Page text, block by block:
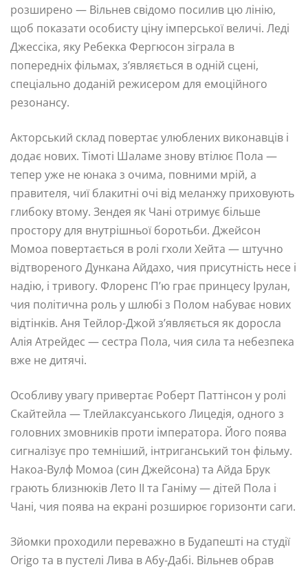
розширено — Вільнев свідомо посилив цю лінію,
щоб показати особисту ціну імперської величі. Леді
Джессіка, яку Ребекка Фергюсон зіграла в
попередніх фільмах, з’являється в одній сцені,
спеціально доданій режисером для емоційного
резонансу.
Акторський склад повертає улюблених виконавців і
додає нових. Тімоті Шаламе знову втілює Пола —
тепер уже не юнака з очима, повними мрій, а
правителя, чиї блакитні очі від меланжу приховують
глибоку втому. Зендея як Чані отримує більше
простору для внутрішньої боротьби. Джейсон
Момоа повертається в ролі гхоли Хейта — штучно
відтвореного Дункана Айдахо, чия присутність несе і
надію, і тривогу. Флоренс П’ю грає принцесу Ірулан,
чия політична роль у шлюбі з Полом набуває нових
відтінків. Аня Тейлор-Джой з’являється як доросла
Алія Атрейдес — сестра Пола, чия сила та небезпека
вже не дитячі.
Особливу увагу привертає Роберт Паттінсон у ролі
Скайтейла — Тлейлаксуанського Лицедія, одного з
головних змовників проти імператора. Його поява
сигналізує про темніший, інтриганський тон фільму.
Накоа-Вулф Момоа (син Джейсона) та Айда Брук
грають близнюків Лето II та Ганіму — дітей Пола і
Чані, чия поява на екрані розширює горизонти саги.
Зйомки проходили переважно в Будапешті на студії
Origo та в пустелі Лива в Абу-Дабі. Вільнев обрав